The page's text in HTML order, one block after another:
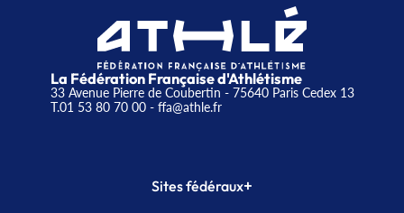
La Fédération Française d'Athlétisme
33 Avenue Pierre de Coubertin - 75640 Paris Cedex 13
T.01 53 80 70 00- ffa@athle.fr
Sites fédéraux+